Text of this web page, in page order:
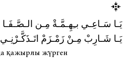
يَـا سَـاعِـي بـِهِـمَّـةْ مِـن الـصَّـفَـا
يَـا شَـارِبْ مِـنْ زَمْـزَمْ
қажырлы жүрген